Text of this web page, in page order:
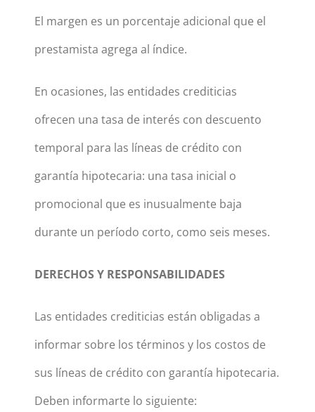
El margen es un porcentaje adicional que el
prestamista agrega al índice.
En ocasiones, las entidades crediticias
ofrecen una tasa de interés con descuento
temporal para las líneas de crédito con
garantía hipotecaria: una tasa inicial o
promocional que es inusualmente baja
durante un período corto, como seis meses.
DERECHOS Y RESPONSABILIDADES
Las entidades crediticias están obligadas a
informar sobre los términos y los costos de
sus líneas de crédito con garantía hipotecaria.
Deben informarte lo siguiente: